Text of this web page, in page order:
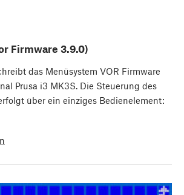
Firmware 3.9.0)
das Menüsystem VOR Firmware
Prusa i3 MK3S. Die Steuerung des
über ein einziges Bedienelement: